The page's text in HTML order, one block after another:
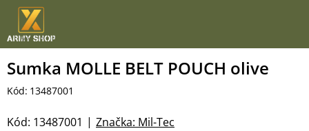
Přejít
obsah
Sumka MOLLE BELT POUCH olive
Kód: 13487001
Značka: Mil-Tec
Kód: 13487001